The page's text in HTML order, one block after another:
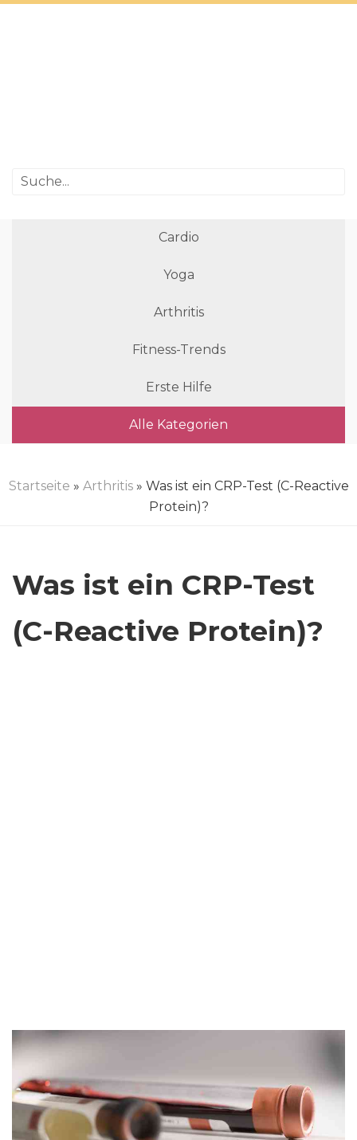
Cardio
Yoga
Arthritis
Fitness-Trends
Erste Hilfe
Alle Kategorien
Startseite » Arthritis» Was ist ein CRP-Test (C-Reactive
Protein)?
Was ist ein CRP-Test
(C-Reactive Protein)?